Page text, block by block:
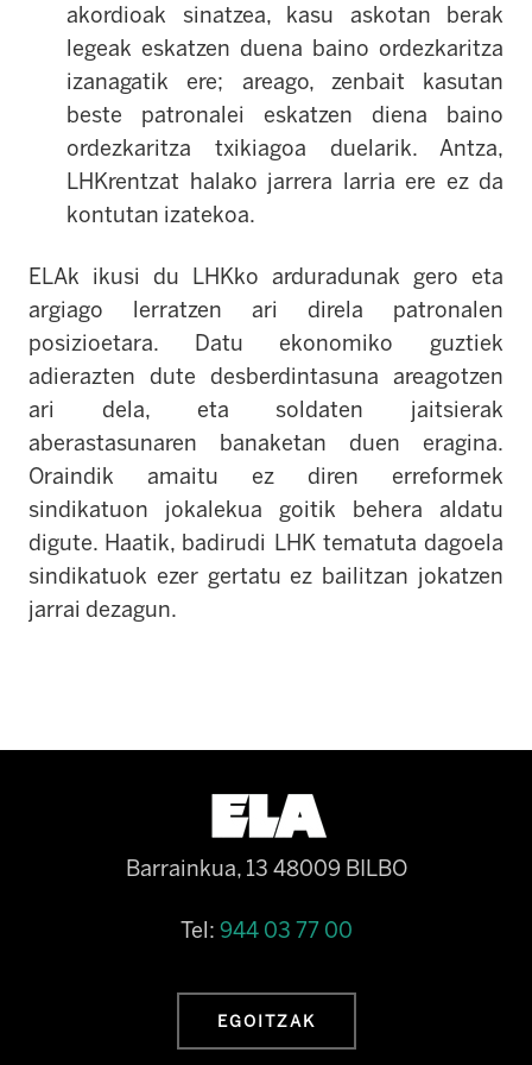
akordioak sinatzea, kasu askotan berak
legeak eskatzen duena baino ordezkaritza
izanagatik ere; areago, zenbait kasutan
beste patronalei eskatzen diena baino
ordezkaritza txikiagoa duelarik. Antza,
LHKrentzat halako jarrera larria ere ez da
kontutan izatekoa.
ELAk ikusi du LHKko arduradunak gero eta
argiago lerratzen ari direla patronalen
posizioetara. Datu ekonomiko guztiek
adierazten dute desberdintasuna areagotzen
ari dela, eta soldaten jaitsierak
aberastasunaren banaketan duen eragina.
Oraindik amaitu ez diren erreformek
sindikatuon jokalekua goitik behera aldatu
digute. Haatik, badirudi LHK tematuta dagoela
sindikatuok ezer gertatu ez bailitzan jokatzen
jarrai dezagun.
Barrainkua, 13 48009 BILBO
Tel: 944 03 77 00
EGOITZAK